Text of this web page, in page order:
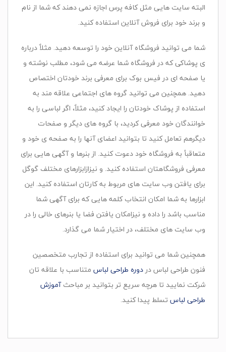
البته سایت هایی مثل کافه پرس اجازه نمی دهند که شما از نام
و برند خود برای فروش آنلاین استفاده کنید.
شما می توانید فروشگاه آنلاین خود را توسعه دهید. مثلاٌ درباره
ی پوشاکی که در فروشگاه شما عرضه می شود، مطلب نوشته و
یا صفحه ای در فیس بوک برای معرفی برند خودتان اختصاص
دهید. همچنین می توانید گروه های اجتماعی علاقه مند به
استفاده از پوشاک خودتان را ایجاد کنید، مثلاٌ، اگر لباسی را به
خوانندگان خود معرفی کردید، با گروه های دیگر و صفحات
دیگرهم تعامل کنید تا بتوانید اعضای آنها را به صفحه ی خود و
متعاقبأ به فروشگاه خود دعوت کنید. از بنرها و آگهی هایی برای
معرفی فروشگاهتان استفاده کنید. و نیزازابزارهای مختلف گوگل
برای یافتن وب سایت های مربوط به کارتان استفاده کنید. این
ابزارها به شما امکان انتخاب کلمه هایی که برای آگهی شما
مناسب باشد را داده و نیزامکان یافتن فضا یا بنرهای خالی را در
وب سایت های مختلف، در اختیار شما می گذارد.
همچنین شما می توانید برای استفاده از تجارب متخصصین
فنون طراحی لباس دردوره طراحی لباس متناسب با علاقه تان
شرکت نمایید تا هرچه سریع تر بتوانید بر مباحثآموزش
طراحی لباس تسلط پیدا کنید.